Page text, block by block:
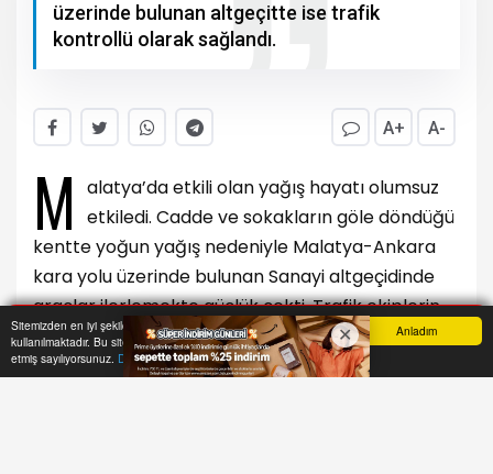
Anladım
Sitemizden en iyi şekilde faydalanabilmeniz için çerezler
kullanılmaktadır. Bu siteye giriş yaparak çerez kullanımını kabul
etmiş sayılıyorsunuz. Daha Fazla Bilgi Al
üzerinde bulunan altgeçitte ise trafik
kontrollü olarak sağlandı.
A+ A-
M
alatya’da etkili olan yağış hayatı olumsuz
etkiledi. Cadde ve sokakların göle döndüğü
kentte yoğun yağış nedeniyle Malatya-Ankara
kara yolu üzerinde bulunan Sanayi altgeçidinde
araçlar ilerlemekte güçlük çekti. Trafik ekiplerin
tedbir aldığı altgeçitte belediye ekipleri çalışma
başlattı.
Anasayfa Yazarlar Haber Ara İhbar Hattı Menu